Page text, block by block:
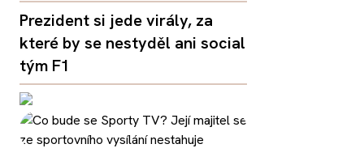
Prezident si jede virály, za
které by se nestyděl ani social
tým F1